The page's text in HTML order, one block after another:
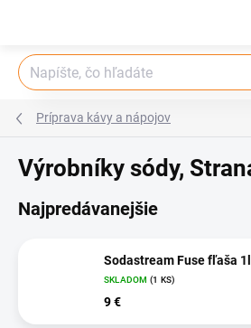
Príprava kávy a nápojov
Výrobníky sódy,
Najpredávanejšie
Sodastream Fuse fľaša
SKLADOM (1 KS)
9 €